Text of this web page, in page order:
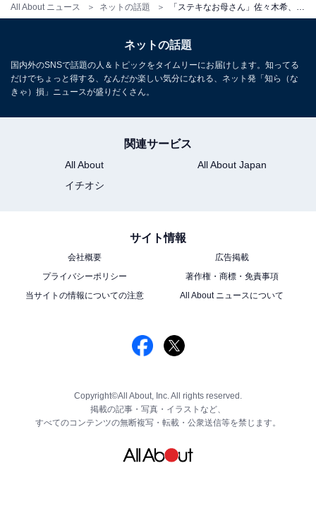
All About ニュース ネットの話題
ネットの話題
国内外のSNSで話題の人＆トピックをタイムリーにお届けします。知ってる
だけでちょっと得する、なんだか楽しい気分になれる、ネット発「知ら（な
きゃ）損」ニュースが盛りだくさん。
関連サービス
All About
All About Japan
イチオシ
サイト情報
会社概要
広告掲載
プライバシーポリシー
著作権・商標・免責事項
当サイトの情報についての注意
All About ニュースについて
Copyright©All About, Inc. All rights reserved.
掲載の記事・写真・イラストなど、
すべてのコンテンツの無断複写・転載・公衆送信等を禁じます。